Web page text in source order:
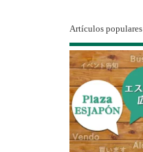
Artículos populares